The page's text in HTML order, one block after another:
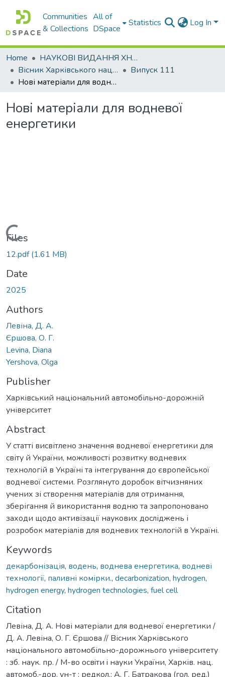
Communities
& Collections
All of
DSpace
Statistics Log In
Home
НАУКОВІ ВИДАННЯ ХНАДУ
Вісник Харківського національного автомобільно-дорожнього університету / Вестник Харьковского национального автомобильно-дорожного университета
Випуск 111
Нові матеріали для водневої енергетики
Нові матеріали для водневої
енергетики
Loading...
Files
12.pdf(1.61 MB)
Date
2025
Authors
Левіна, Д. А.
Єршова, О. Г.
Levina, Diana
Yershova, Olga
Publisher
Харківський національний автомобільно-дорожній
університет
Abstract
У статті висвітлено значення водневої енергетики для
світу й України, можливості розвитку водневих
технологій в Україні та інтегрування до європейської
водневої системи. Розглянуто доробок вітчизняних
учених зі створення матеріалів для отримання,
зберігання й використання водню та запропоновано
заходи щодо активізації наукових досліджень і
розробок матеріалів для водневих технологій в Україні.
Keywords
декарбонізація, водень, воднева енергетика, водневі
технології, паливні комірки., decarbonization, hydrogen,
hydrogen energy, hydrogen technologies, fuel cell
Citation
Левіна, Д. А. Нові матеріали для водневої енергетики /
Д. А. Левіна, О. Г. Єршова // Вісник Харківського
національного автомобільно-дорожнього університету
: зб. наук. пр. / М-во освiти i науки України, Харків. нац.
автомоб.-дор. ун-т ; редкол.: А. Г. Батракова (гол. ред.)